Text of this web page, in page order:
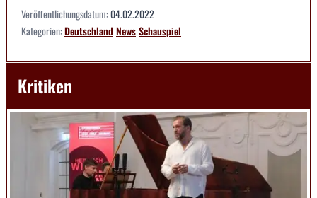
Veröffentlichungsdatum:04.02.2022
Kategorien:DeutschlandNewsSchauspiel
Kritiken